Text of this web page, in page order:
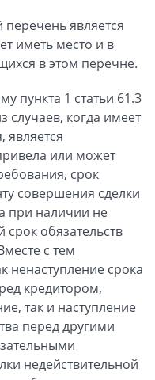
является
иметь место и в
в этом перечне.
пункта 1 статьи 61.3
случаев, когда имеет
является
или может
срок
совершения сделки
при наличии не
обязательств
с тем
ненаступление срока
кредитором,
так и наступление
перед другими
недействительной